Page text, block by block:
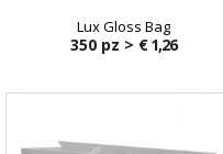
Lux Gloss Bag
350 pz > € 1,26